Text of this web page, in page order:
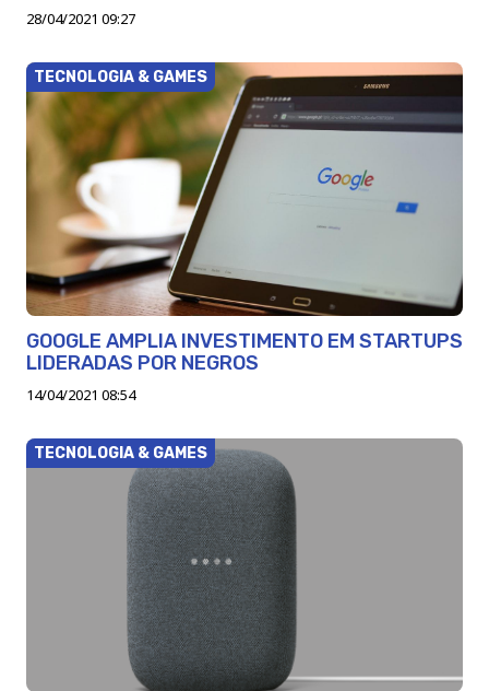
28/04/2021 09:27
TECNOLOGIA & GAMES
GOOGLE AMPLIA INVESTIMENTO EM STARTUPS
LIDERADAS POR NEGROS
14/04/2021 08:54
TECNOLOGIA & GAMES